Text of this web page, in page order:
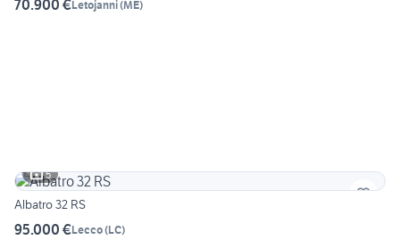
70.900 €Letojanni(ME)
5
Albatro 32 RS
95.000 €Lecco(LC)